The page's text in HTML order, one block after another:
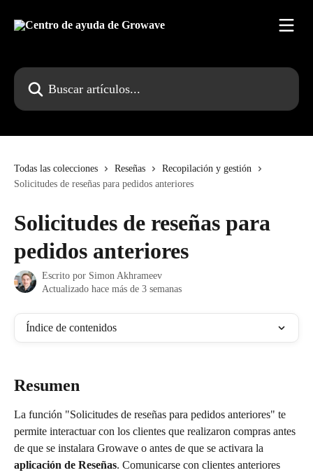
Buscar artículos...
Todas las colecciones Reseñas
Recopilación y gestión
Solicitudes de reseñas para pedidos anteriores
Solicitudes de reseñas para
pedidos anteriores
Escrito por Simon Akhrameev
Actualizado hace más de 3 semanas
Índice de contenidos
Resumen
La función "Solicitudes de reseñas para pedidos anteriores" te
permite interactuar con los clientes que realizaron compras antes
de que se instalara Growave o antes de que se activara la
aplicación de Reseñas. Comunicarse con clientes anteriores